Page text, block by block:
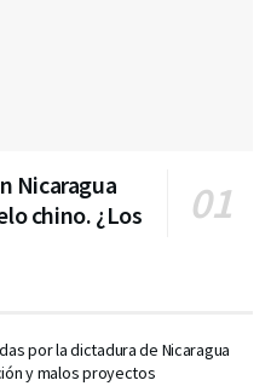
Nicaragua
chino. ¿Los
por la dictadura de Nicaragua
y malos proyectos